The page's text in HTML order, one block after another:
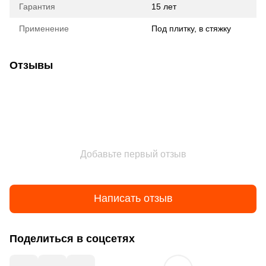
Гарантия 15 лет
Применение Под плитку, в стяжку
Отзывы
Добавьте первый отзыв
Написать отзыв
Поделиться в соцсетях